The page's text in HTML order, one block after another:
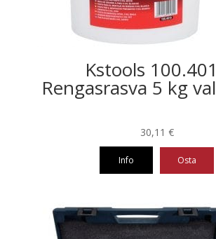
Kstools
Rengasrasva 5 kg
30,11 €
Info Osta